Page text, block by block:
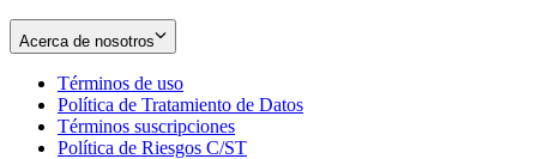
Acerca de nosotros
Términos de uso
in
new
window
Política de Tratamiento de Datos
Términos suscripciones
in
Política de Riesgos C/ST